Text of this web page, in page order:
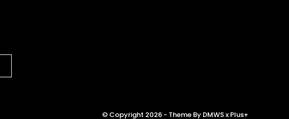
© Copyright 2026 - Theme By DMWSxPlus+